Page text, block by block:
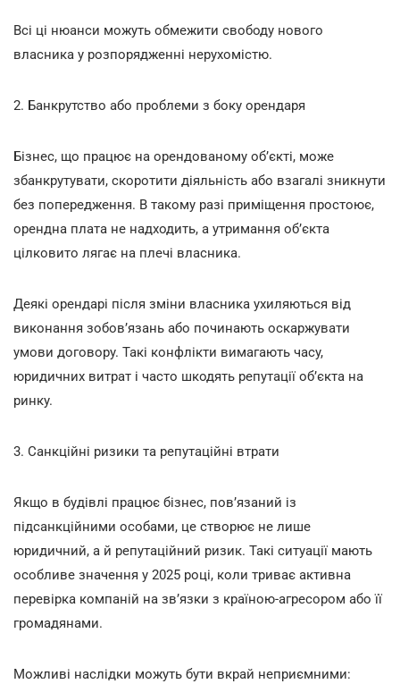
Всі ці нюанси можуть обмежити свободу нового
власника у розпорядженні нерухомістю.
2. Банкрутство або проблеми з боку орендаря
Бізнес, що працює на орендованому об’єкті, може
збанкрутувати, скоротити діяльність або взагалі зникнути
без попередження. В такому разі приміщення простоює,
орендна плата не надходить, а утримання об’єкта
цілковито лягає на плечі власника.
Деякі орендарі після зміни власника ухиляються від
виконання зобов’язань або починають оскаржувати
умови договору. Такі конфлікти вимагають часу,
юридичних витрат і часто шкодять репутації об’єкта на
ринку.
3. Санкційні ризики та репутаційні втрати
Якщо в будівлі працює бізнес, пов’язаний із
підсанкційними особами, це створює не лише
юридичний, а й репутаційний ризик. Такі ситуації мають
особливе значення у 2025 році, коли триває активна
перевірка компаній на зв’язки з країною-агресором або її
громадянами.
Можливі наслідки можуть бути вкрай неприємними: